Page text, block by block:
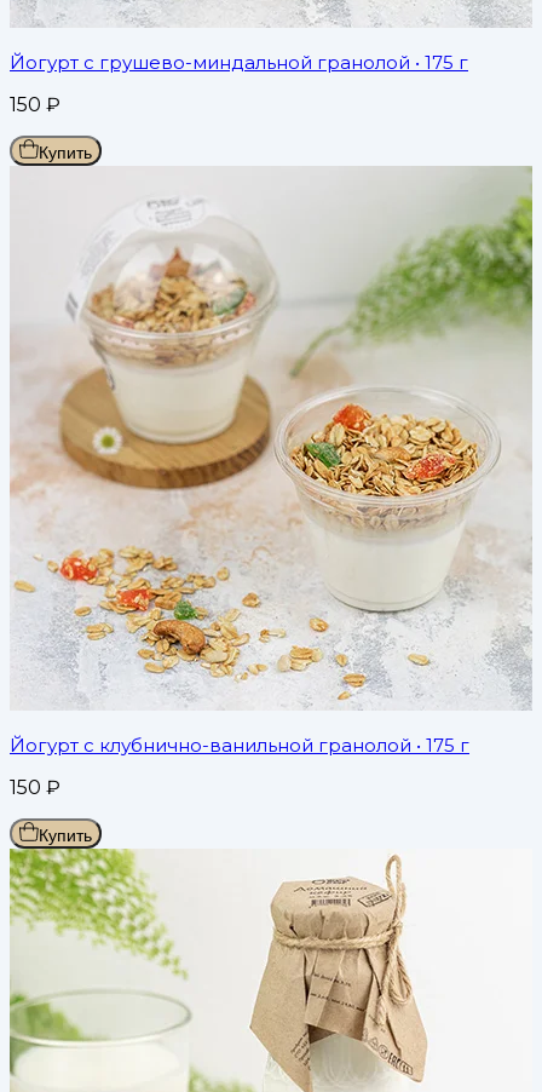
Йогурт с грушево-миндальной гранолой • 175 г
150 ₽
Купить
Йогурт с клубнично-ванильной гранолой • 175 г
150 ₽
Купить